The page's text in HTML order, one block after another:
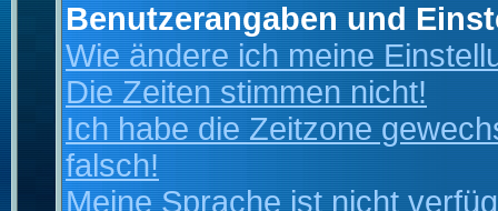
Benutzerangaben und
Wie ändere ich meine
Die Zeiten stimmen nicht!
Ich habe die Zeitzone
falsch!
Meine Sprache ist nicht